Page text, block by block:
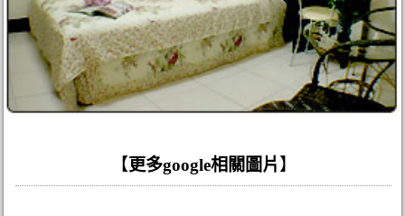
【更多google相關圖片 】